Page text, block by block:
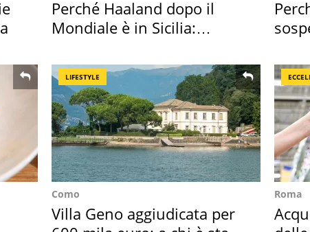
Perché Haaland dopo il
Mondiale è in Sicilia:
LIFESTYLE
Como
Villa Geno aggiudicata per
Roma